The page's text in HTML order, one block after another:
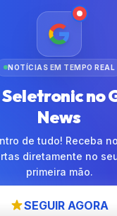
NOTÍCIAS EM TEMPO REAL
Seletronic no
News
de tudo! Receba
diretamente no
primeira mão.
SEGUIR AGORA